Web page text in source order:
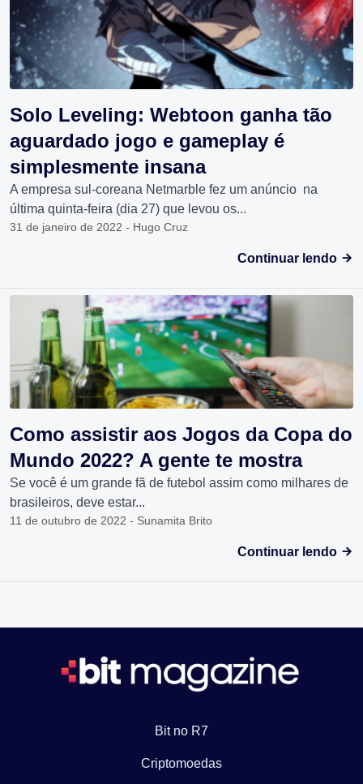
Solo Leveling: Webtoon ganha tão
aguardado jogo e gameplay é
simplesmente insana
A empresa sul-coreana Netmarble fez um anúncio na
última quinta-feira (dia 27) que levou os...
31 de janeiro de 2022 - Hugo Cruz
Continuar lendo
Como assistir aos Jogos da Copa do
Mundo 2022? A gente te mostra
Se você é um grande fã de futebol assim como milhares de
brasileiros, deve estar...
11 de outubro de 2022 - Sunamita Brito
Continuar lendo
Bit no R7
Criptomoedas